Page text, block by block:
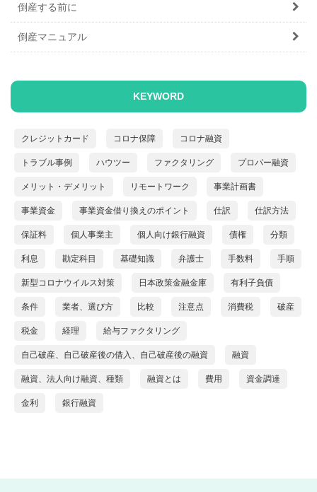
倒産する前に
倒産マニュアル
KEYWORD
クレジットカード コロナ保障 コロナ融資
トラブル事例 ハウツー ファクタリング プロパー融資
メリット・デメリット リモートワーク 事業計画書
事業資金 事業資金借り換えのポイント 仕訳 仕訳方法
保証料 個人事業主 個人向け銀行融資 債権 分類
利息 勘定科目 基礎知識 弁護士 手数料 手順
新型コロナウイルス対策 日本政策金融金庫 有利子負債
条件 業者、選び方 比較 注意点 消費税 破産
税金 経理 給与ファクタリング
自己破産、自己破産後の借入、自己破産後の融資 融資
融資、法人向け融資、種類 融資とは 費用 資金調達
金利 銀行融資